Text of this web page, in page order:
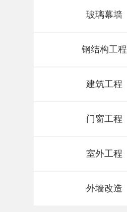
玻璃幕墙
钢结构工程
建筑工程
门窗工程
室外工程
外墙改造